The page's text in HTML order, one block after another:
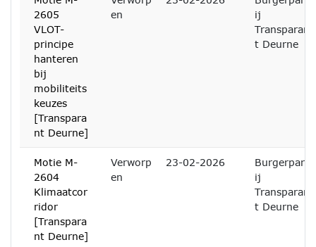
2605
VLOT-
principe
hanteren
bij
mobiliteits
keuzes
[Transpara
nt Deurne]
en
ij
Transparan
t Deurne
Motie M-
2604
Klimaatcor
ridor
[Transpara
nt Deurne]
Verworp
en
23-02-2026
Burgerpart
ij
Transparan
t Deurne